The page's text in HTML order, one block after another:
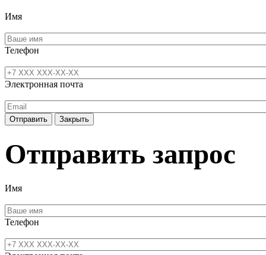
Имя
Телефон
Электронная почта
Отправить Закрыть
Отправить запрос
Имя
Телефон